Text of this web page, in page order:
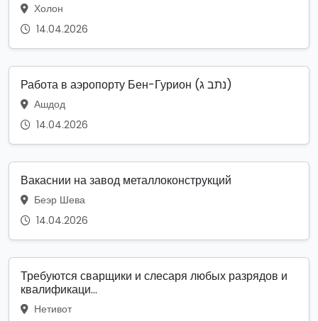
Холон
14.04.2026
Работа в аэропорту Бен-Гурион (נתב ג)
Ашдод
14.04.2026
Вакаснии на завод металлоконструкций
Беэр Шева
14.04.2026
Требуются сварщики и слесаря любых разрядов и
квалификаци...
Нетивот